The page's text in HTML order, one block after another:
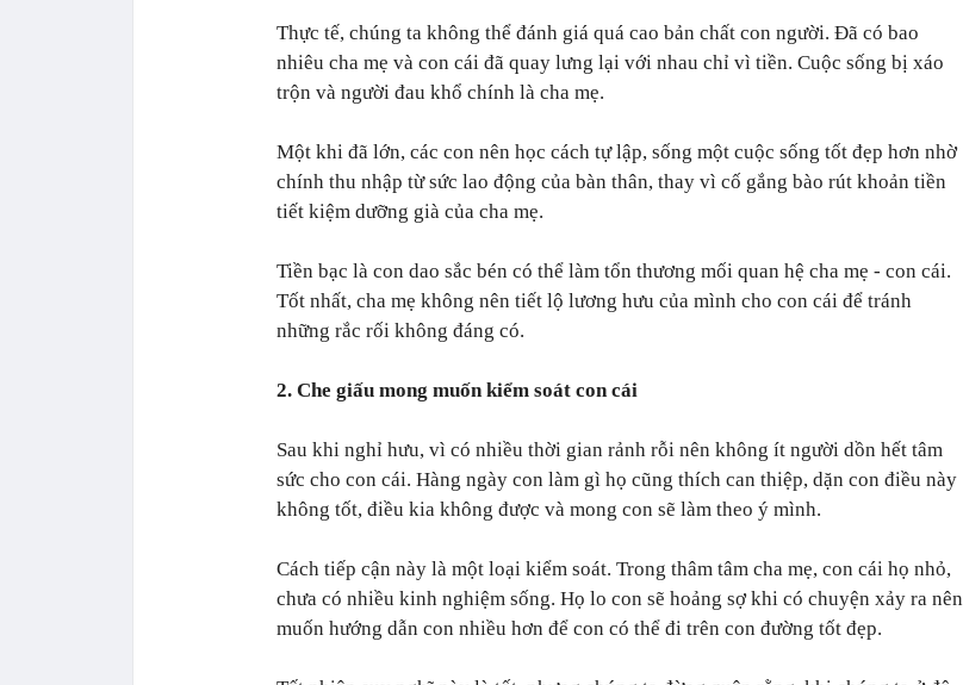
Thực tế, chúng ta không thể đánh giá quá cao bản chất con người. Đã có bao
nhiêu cha mẹ và con cái đã quay lưng lại với nhau chỉ vì tiền. Cuộc sống bị xáo
trộn và người đau khổ chính là cha mẹ.
Một khi đã lớn, các con nên học cách tự lập, sống một cuộc sống tốt đẹp hơn nhờ
chính thu nhập từ sức lao động của bàn thân, thay vì cố gắng bào rút khoản tiền
tiết kiệm dưỡng già của cha mẹ.
Tiền bạc là con dao sắc bén có thể làm tổn thương mối quan hệ cha mẹ - con cái.
Tốt nhất, cha mẹ không nên tiết lộ lương hưu của mình cho con cái để tránh
những rắc rối không đáng có.
2. Che giấu mong muốn kiểm soát con cái
Sau khi nghỉ hưu, vì có nhiều thời gian rảnh rỗi nên không ít người dồn hết tâm
sức cho con cái. Hàng ngày con làm gì họ cũng thích can thiệp, dặn con điều này
không tốt, điều kia không được và mong con sẽ làm theo ý mình.
Cách tiếp cận này là một loại kiểm soát. Trong thâm tâm cha mẹ, con cái họ nhỏ,
chưa có nhiều kinh nghiệm sống. Họ lo con sẽ hoảng sợ khi có chuyện xảy ra nên
muốn hướng dẫn con nhiều hơn để con có thể đi trên con đường tốt đẹp.